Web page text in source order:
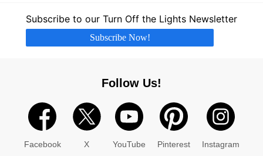
Subscribe to our Turn Off the Lights Newsletter
Subscribe Now!
Follow Us!
Facebook X YouTube Pinterest Instagram